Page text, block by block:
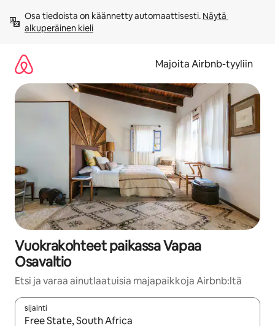
sisältö
väliin
Osa tiedoista on käännetty automaattisesti. Näytä
alkuperäinen kieli
Majoita Airbnb-tyyliin
Vuokrakohteet paikassa Vapaa
Osavaltio
Etsi ja varaa ainutlaatuisia majapaikkoja Airbnb:ltä
sijainti
Kun tulokset ovat saatavilla, navigoi ylös- ja alas-